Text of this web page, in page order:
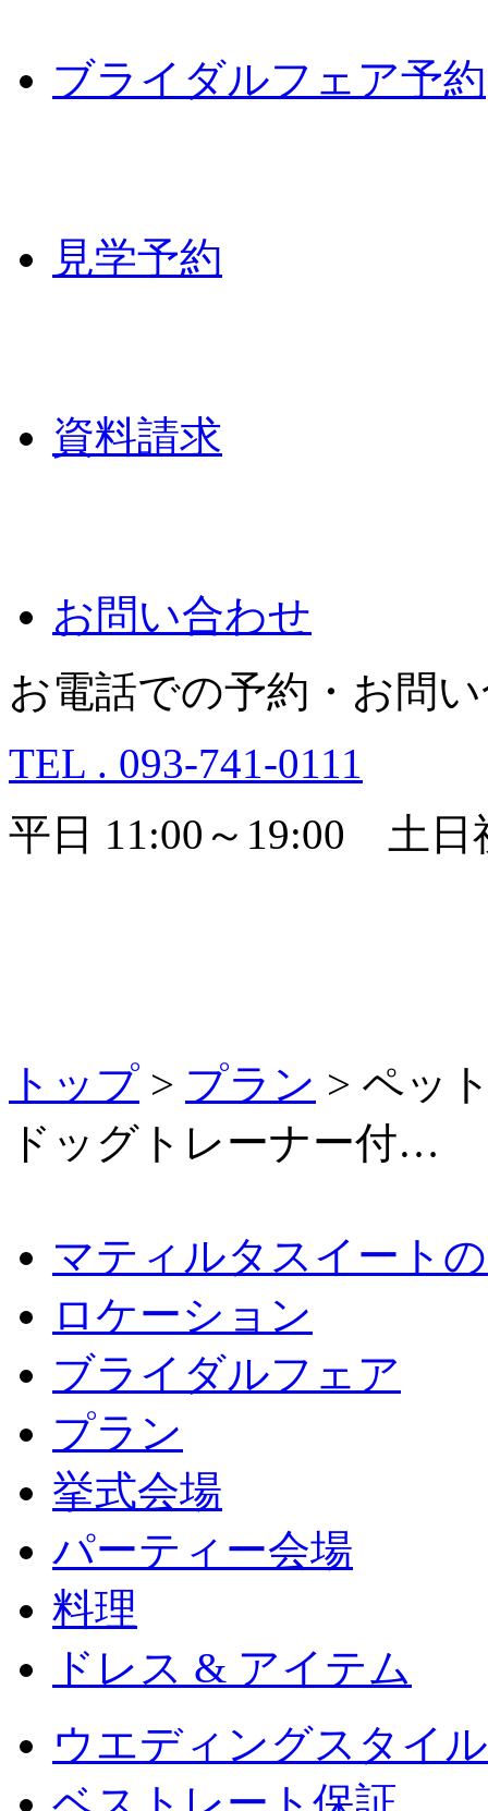
ブライダルフェア予約
見学予約
資料請求
お問い合わせ
お電話での予約・お問
TEL . 093-741-0111
平日 11:00～19:00 土日
トップ > プラン > ペッ
ドッグトレーナー付…
マティルタスイート
ロケーション
ブライダルフェア
プラン
挙式会場
パーティー会場
料理
ドレス & アイテム
ウエディングスタイル